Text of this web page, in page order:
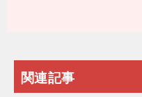
関連記事